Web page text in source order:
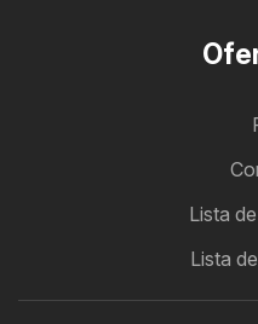
Lista
Lista